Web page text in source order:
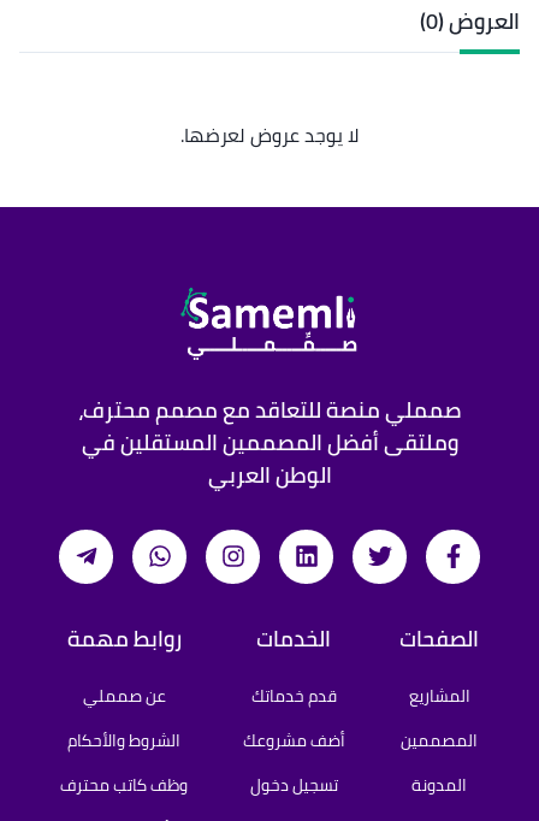
العروض (0)
لا يوجد عروض لعرضها.
صمملي منصة للتعاقد مع مصمم محترف،
وملتقى أفضل المصممين المستقلين في
الوطن العربي
الصفحات
المشاريع
المصممين
المدونة
الخدمات
قدم خدماتك
أضف مشروعك
تسجيل دخول
روابط مهمة
عن صمملي
الشروط والأحكام
وظف كاتب محترف